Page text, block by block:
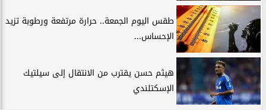
طقس اليوم الجمعة.. حرارة مرتفعة ورطوبة تزيد
الإحساس...
هيثم حسن يقترب من الانتقال إلى سيلتيك
الإسكتلندي